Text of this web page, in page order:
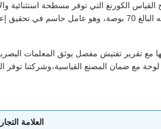
العلامة